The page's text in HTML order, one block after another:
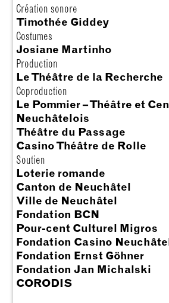
Création sonore
Timothée Giddey
Costumes
Josiane Martinho
Production
Le Théâtre de la Recherche
Coproduction
Le Pommier – Théâtre et
Neuchâtelois
Théâtre du Passage
Casino Théâtre de Rolle
Soutien
Loterie romande
Canton de Neuchâtel
Ville de Neuchâtel
Fondation BCN
Pour-cent Culturel Migros
Fondation Casino
Fondation Ernst Göhner
Fondation Jan Michalski
CORODIS